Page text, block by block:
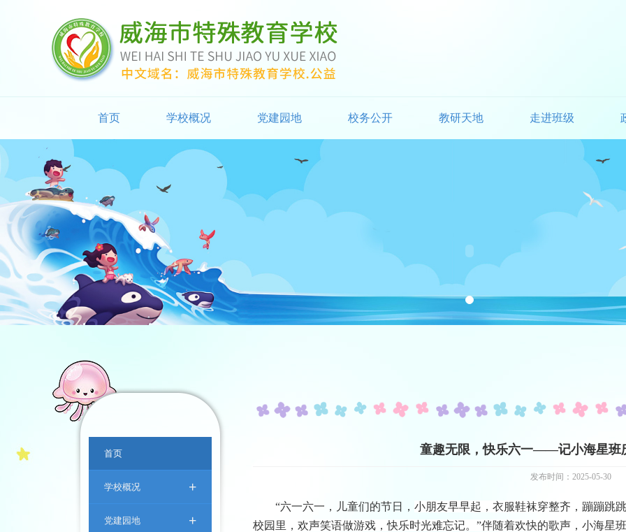
首页 学校概况 党建园地 校务公开 教研天地 走进班级
首页
学校概况 +
党建园地 +
童趣无限，快乐六一——记小海星班
发布时间：2025-05-30
“六一六一，儿童们的节日， 小朋友早早起 ， 衣服鞋袜穿整齐 ， 蹦蹦跳
校园里 ， 欢声笑语做游戏 ，快乐时光难忘记。 ”伴随着欢快的歌声，小海星